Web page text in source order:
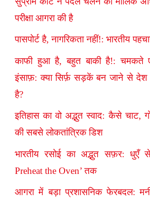
परीक्षा आगरा की है
पासपोर्ट है, नागरिकता नहीं!: भारतीय
काफी हुआ है, बहुत बाकी है!: चमकते
इंसाफ़: क्या सिर्फ़ सड़कें बन जाने से देश
है?
इतिहास का वो अद्भुत स्वाद: कैसे चाट,
की सबसे लोकतांत्रिक डिश
भारतीय रसोई का अद्भुत सफ़र: धुएँ
Preheat the Oven’ तक
आगरा में बड़ा प्रशासनिक फेरबदल: